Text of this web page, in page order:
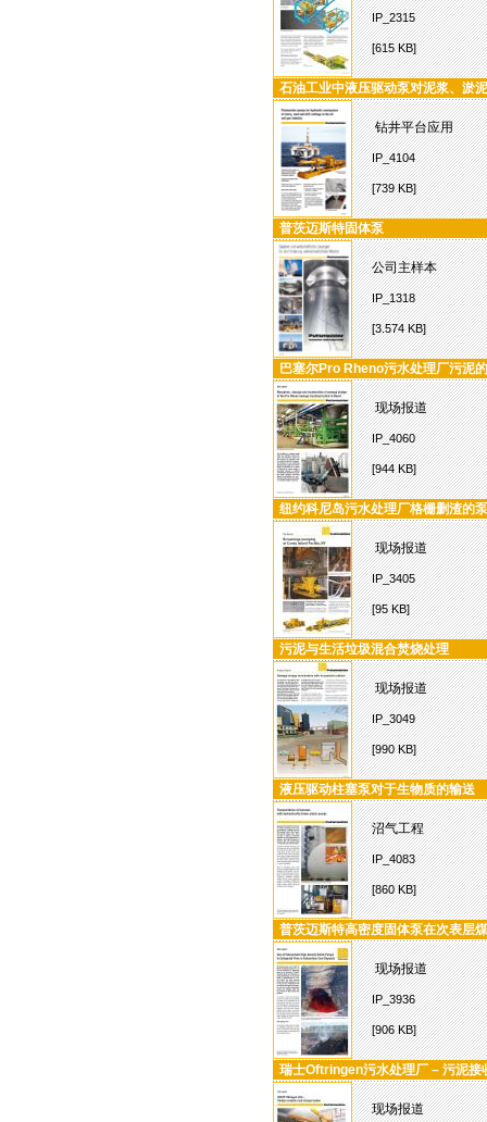
IP_2315
[615 KB]
石油工业中液压驱动泵对泥浆、淤
钻井平台应用
IP_4104
[739 KB]
普茨迈斯特固体泵
公司主样本
IP_1318
[3.574 KB]
巴塞尔Pro Rheno污水处理厂污泥
现场报道
IP_4060
[944 KB]
纽约科尼岛污水处理厂格栅删渣的
现场报道
IP_3405
[95 KB]
污泥与生活垃圾混合焚烧处理
现场报道
IP_3049
[990 KB]
液压驱动柱塞泵对于生物质的输送
沼气工程
IP_4083
[860 KB]
普茨迈斯特高密度固体泵在次表层
现场报道
IP_3936
[906 KB]
瑞士Oftringen污水处理厂 – 污泥接
现场报道